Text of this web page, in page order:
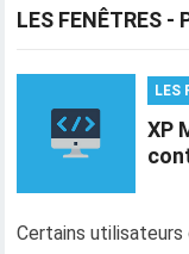
LES FENÊTRES -
LES
XP
Certains